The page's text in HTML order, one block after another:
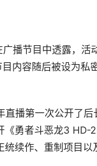
播节目中透露，活
内容随后被设为私
直播第一次公开了后
勇者斗恶龙3 HD-
统续作、重制项目以